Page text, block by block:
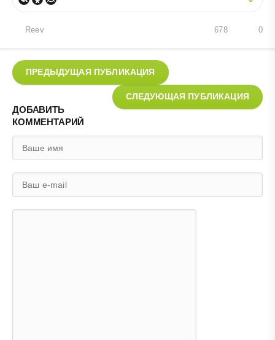
Reev 0
678
ПРЕДЫДУЩАЯ ПУБЛИКАЦИЯ
СЛЕДУЮЩАЯ ПУБЛИКАЦИЯ
ДОБАВИТЬ
КОММЕНТАРИЙ